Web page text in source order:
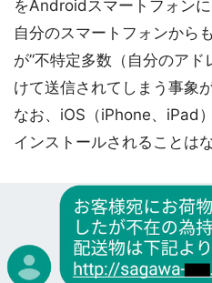
をAndroidスマートフォンに
自分のスマートフォンから
が”不特定多数（自分のア
けて送信されてしまう事象
なお、iOS（iPhone、iPad
インストールされることはな